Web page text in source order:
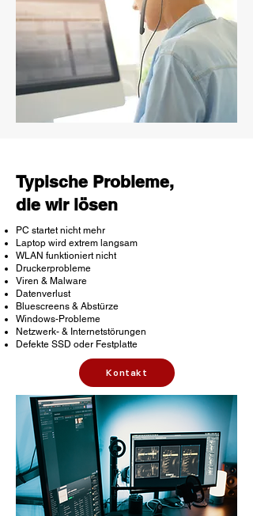
Typische Probleme,
die wir lösen
PC startet nicht mehr
Laptop wird extrem langsam
WLAN funktioniert nicht
Druckerprobleme
Viren & Malware
Datenverlust
Bluescreens & Abstürze
Windows-Probleme
Netzwerk- & Internetstörungen
Defekte SSD oder Festplatte
Kontakt